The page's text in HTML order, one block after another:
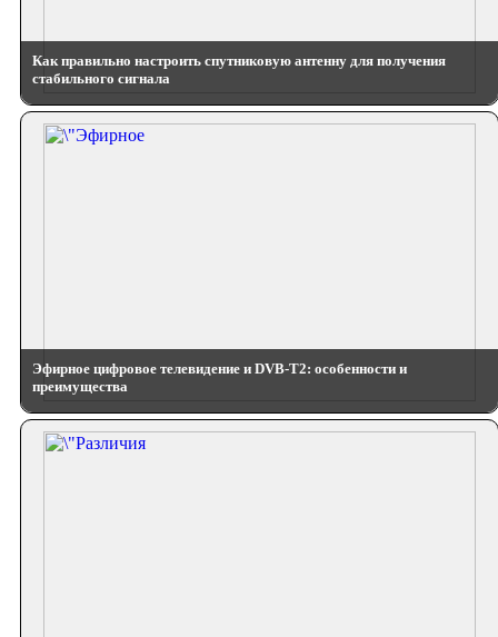
Как правильно настроить спутниковую антенну для получения
стабильного сигнала
Эфирное цифровое телевидение и DVB-T2: особенности и
преимущества